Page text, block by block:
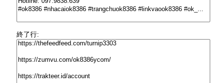
終了行: